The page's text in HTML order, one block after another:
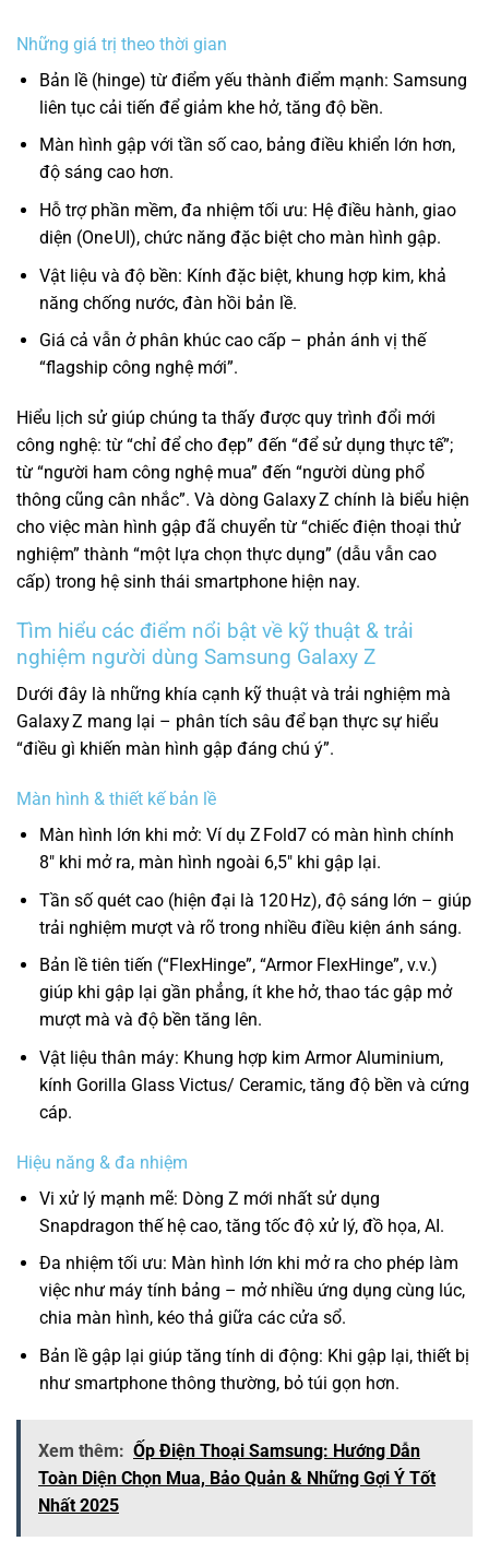
Những giá trị theo thời gian
Bản lề (hinge) từ điểm yếu thành điểm mạnh: Samsung
liên tục cải tiến để giảm khe hở, tăng độ bền.
Màn hình gập với tần số cao, bảng điều khiển lớn hơn,
độ sáng cao hơn.
Hỗ trợ phần mềm, đa nhiệm tối ưu: Hệ điều hành, giao
diện (One UI), chức năng đặc biệt cho màn hình gập.
Vật liệu và độ bền: Kính đặc biệt, khung hợp kim, khả
năng chống nước, đàn hồi bản lề.
Giá cả vẫn ở phân khúc cao cấp – phản ánh vị thế
“flagship công nghệ mới”.
Hiểu lịch sử giúp chúng ta thấy được quy trình đổi mới
công nghệ: từ “chỉ để cho đẹp” đến “để sử dụng thực tế”;
từ “người ham công nghệ mua” đến “người dùng phổ
thông cũng cân nhắc”. Và dòng Galaxy Z chính là biểu hiện
cho việc màn hình gập đã chuyển từ “chiếc điện thoại thử
nghiệm” thành “một lựa chọn thực dụng” (dẫu vẫn cao
cấp) trong hệ sinh thái smartphone hiện nay.
Tìm hiểu các điểm nổi bật về kỹ thuật & trải
nghiệm người dùng Samsung Galaxy Z
Dưới đây là những khía cạnh kỹ thuật và trải nghiệm mà
Galaxy Z mang lại – phân tích sâu để bạn thực sự hiểu
“điều gì khiến màn hình gập đáng chú ý”.
Màn hình & thiết kế bản lề
Màn hình lớn khi mở: Ví dụ Z Fold7 có màn hình chính
8″ khi mở ra, màn hình ngoài 6,5″ khi gập lại.
Tần số quét cao (hiện đại là 120 Hz), độ sáng lớn – giúp
trải nghiệm mượt và rõ trong nhiều điều kiện ánh sáng.
Bản lề tiên tiến (“FlexHinge”, “Armor FlexHinge”, v.v.)
giúp khi gập lại gần phẳng, ít khe hở, thao tác gập mở
mượt mà và độ bền tăng lên.
Vật liệu thân máy: Khung hợp kim Armor Aluminium,
kính Gorilla Glass Victus/ Ceramic, tăng độ bền và cứng
cáp.
Hiệu năng & đa nhiệm
Vi xử lý mạnh mẽ: Dòng Z mới nhất sử dụng
Snapdragon thế hệ cao, tăng tốc độ xử lý, đồ họa, AI.
Đa nhiệm tối ưu: Màn hình lớn khi mở ra cho phép làm
việc như máy tính bảng – mở nhiều ứng dụng cùng lúc,
chia màn hình, kéo thả giữa các cửa sổ.
Bản lề gập lại giúp tăng tính di động: Khi gập lại, thiết bị
như smartphone thông thường, bỏ túi gọn hơn.
Xem thêm: Ốp Điện Thoại Samsung: Hướng Dẫn
Toàn Diện Chọn Mua, Bảo Quản & Những Gợi Ý Tốt
Nhất 2025